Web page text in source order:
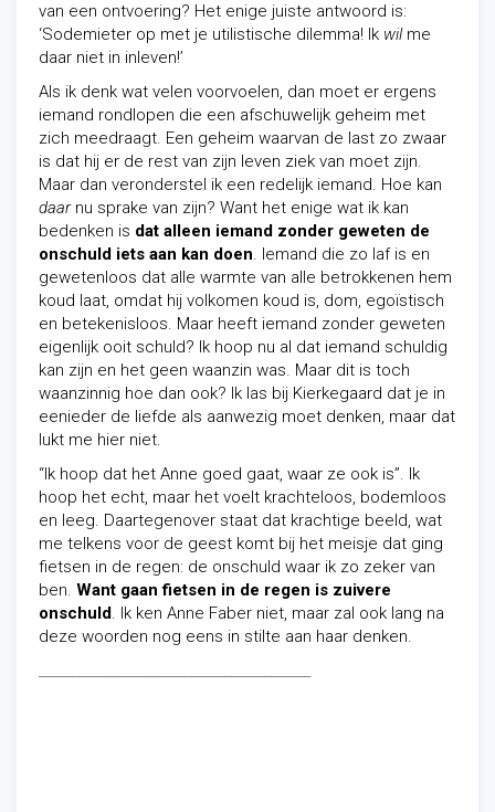
van een ontvoering? Het enige juiste antwoord is:
‘Sodemieter op met je utilistische dilemma! Ik wilme
daar niet in inleven!’
Als ik denk wat velen voorvoelen, dan moet er ergens
iemand rondlopen die een afschuwelijk geheim met
zich meedraagt. Een geheim waarvan de last zo zwaar
is dat hij er de rest van zijn leven ziek van moet zijn.
Maar dan veronderstel ik een redelijk iemand. Hoe kan
daarnu sprake van zijn? Want het enige wat ik kan
bedenken is dat alleen iemand zonder geweten de
onschuld iets aan kan doen. Iemand die zo laf is en
gewetenloos dat alle warmte van alle betrokkenen hem
koud laat, omdat hij volkomen koud is, dom, egoïstisch
en betekenisloos. Maar heeft iemand zonder geweten
eigenlijk ooit schuld? Ik hoop nu al dat iemand schuldig
kan zijn en het geen waanzin was. Maar dit is toch
waanzinnig hoe dan ook? Ik las bij Kierkegaard dat je in
eenieder de liefde als aanwezig moet denken, maar dat
lukt me hier niet.
“Ik hoop dat het Anne goed gaat, waar ze ook is”. Ik
hoop het echt, maar het voelt krachteloos, bodemloos
en leeg. Daartegenover staat dat krachtige beeld, wat
me telkens voor de geest komt bij het meisje dat ging
fietsen in de regen: de onschuld waar ik zo zeker van
ben. Want gaan fietsen in de regen is zuivere
onschuld. Ik ken Anne Faber niet, maar zal ook lang na
deze woorden nog eens in stilte aan haar denken.